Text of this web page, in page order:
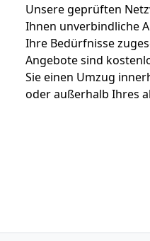
Unsere geprüften
Ihnen unverbindliche
Ihre Bedürfnisse
Angebote sind
Sie einen Umzug
oder außerhalb Ihres